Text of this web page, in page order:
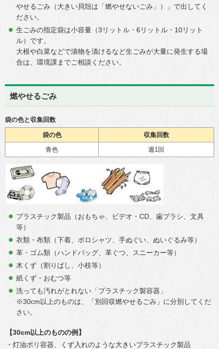
やせるごみ（大きい貝殻は「燃やせないごみ」）」で出してく
ださい。
生ごみの指定袋は小容量（3リットル・6リットル・10リット
ル）です。
大根や白菜などで漬物を漬けるなど生ごみが大量に発生する場
合は、環境課までご相談ください。
燃やせるごみ
袋の色と収集回数
袋の色
収集回数
青色
週1回
プラスチック製品（おもちゃ、ビデオ・CD、歯ブラシ、文具
等）
衣類・布類（下着、ポロシャツ、手ぬぐい、ぬいぐるみ等）
革・ゴム類（ハンドバッグ、革ぐつ、スニーカー等）
木くず（割りばし、小枝等）
紙くず・おむつ等
洗っても汚れがとれない「プラスチック製容器」
※30cm以上のものは、「別回収燃やせるごみ」に分別してくだ
さい。
【30cm以上のものの例】
・灯油ポリ容器、くず入れのような大きいプラスチック製品